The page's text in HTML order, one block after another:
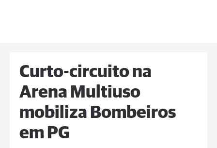
Curto-circuito na
Arena Multiuso
mobiliza Bombeiros
em PG